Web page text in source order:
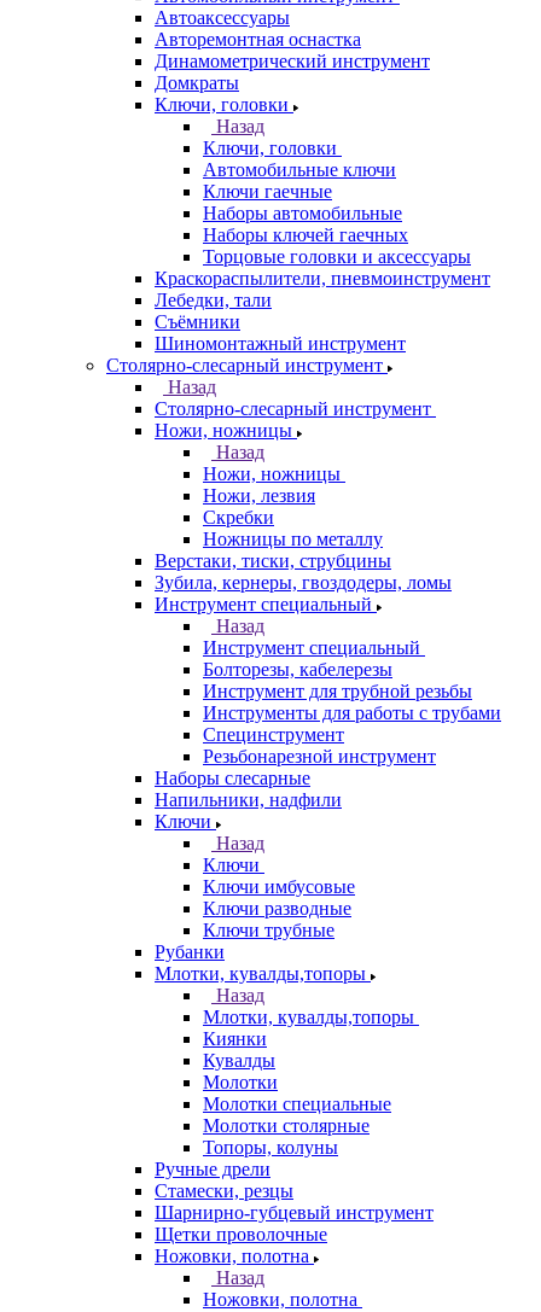
Автоаксессуары
Авторемонтная оснастка
Динамометрический инструмент
Домкраты
Ключи, головки
Назад
Ключи, головки
Автомобильные ключи
Ключи гаечные
Наборы автомобильные
Наборы ключей гаечных
Торцовые головки и аксессуары
Краскораспылители, пневмоинструмент
Лебедки, тали
Съёмники
Шиномонтажный инструмент
Столярно-слесарный инструмент
Назад
Столярно-слесарный инструмент
Ножи, ножницы
Назад
Ножи, ножницы
Ножи, лезвия
Скребки
Ножницы по металлу
Верстаки, тиски, струбцины
Зубила, кернеры, гвоздодеры, ломы
Инструмент специальный
Назад
Инструмент специальный
Болторезы, кабелерезы
Инструмент для трубной резьбы
Инструменты для работы с трубами
Специнструмент
Резьбонарезной инструмент
Наборы слесарные
Напильники, надфили
Ключи
Назад
Ключи
Ключи имбусовые
Ключи разводные
Ключи трубные
Рубанки
Млотки, кувалды,топоры
Назад
Млотки, кувалды,топоры
Киянки
Кувалды
Молотки
Молотки специальные
Молотки столярные
Топоры, колуны
Ручные дрели
Стамески, резцы
Шарнирно-губцевый инструмент
Щетки проволочные
Ножовки, полотна
Назад
Ножовки, полотна